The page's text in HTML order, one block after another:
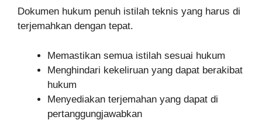
Dokumen hukum penuh istilah teknis yang harus di
terjemahkan dengan tepat.
Memastikan semua istilah sesuai hukum
Menghindari kekeliruan yang dapat berakibat
hukum
Menyediakan terjemahan yang dapat di
pertanggungjawabkan